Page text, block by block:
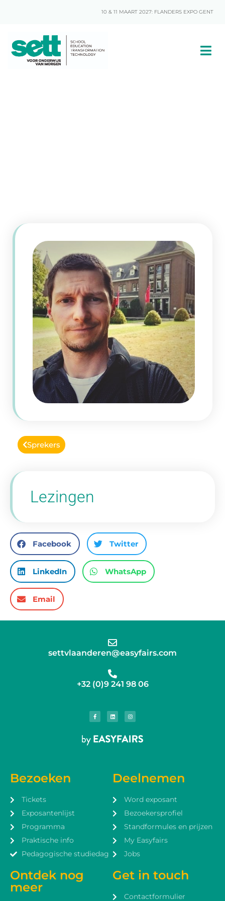
10 & 11 MAART 2027: FLANDERS EXPO GENT
Sprekers
Lezingen
Facebook Twitter
LinkedIn WhatsApp
Email
settvlaanderen@easyfairs.com
+32 (0)9 241 98 06
Bezoeken
Tickets
Exposantenlijst
Programma
Praktische info
Pedagogische studiedag
Ontdek nog
meer
Deelnemen
Word exposant
Bezoekersprofiel
Standformules en prijzen
My Easyfairs
Jobs
Get in touch
Contactformulier